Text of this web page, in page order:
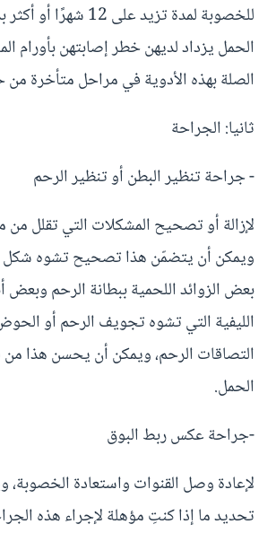
للخصوبة لمدة تزيد على
الحمل يزداد لديهن خطر إصابتهن بأورام
الصلة بهذه الأدوية في مراحل متأخرة من
ثانيا: الجراحة
- جراحة تنظير البطن أو تنظير الرحم
لإزالة أو تصحيح المشكلات التي تقلل من
ويمكن أن يتضمّن هذا تصحيح تشوه شكل
بعض الزوائد اللحمية ببطانة الرحم وبعض
الليفية التي تشوه تجويف الرحم أو
التصاقات الرحم، ويمكن أن يحسن هذا
الحمل.
-جراحة عكس ربط البوق
لإعادة وصل القنوات واستعادة الخصوبة،
تحديد ما إذا كنتِ مؤهلة لإجراء هذه